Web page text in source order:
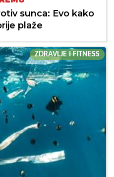
sunca: Evo kako
plaže
ZDRAVLJE I FITNESS